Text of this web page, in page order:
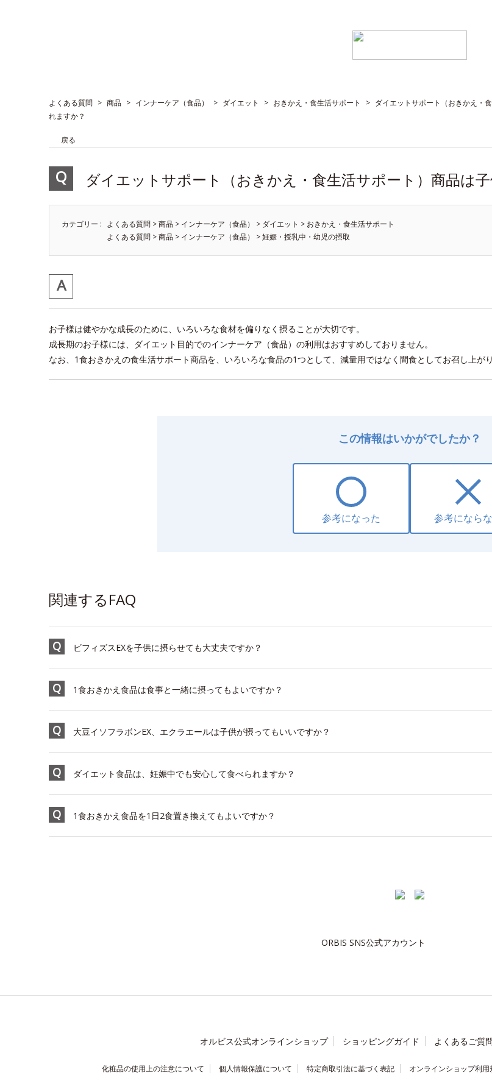
よくある質問 > 商品 > インナーケア（食品） > ダイエット > おきかえ・食生活サポート > ダイエットサポート（おきかえ・
れますか？
戻る
ダイエットサポート（おきかえ・食生活サポート）商品は
カテゴリー : よくある質問 >商品 > インナーケア（食品） > ダイエット > おきかえ・食生活サポート
よくある質問 >商品 > インナーケア（食品） >妊娠・授乳中・幼児の摂取
お子様は健やかな成長のために、いろいろな食材を偏りなく摂ることが大切です。
成長期のお子様には、ダイエット目的でのインナーケア（食品）の利用はおすすめしておりません。
なお、1食おきかえの食生活サポート商品を、いろいろな食品の1つとして、減量用ではなく間食としてお召し上が
この情報はいかがでしたか？
参考になった 参考になら
関連するFAQ
ビフィズスEXを子供に摂らせても大丈夫ですか？
1食おきかえ食品は食事と一緒に摂ってもよいですか？
大豆イソフラボンEX、エクラエールは子供が摂ってもいいですか？
ダイエット食品は、妊娠中でも安心して食べられますか？
1食おきかえ食品を1日2食置き換えてもよいですか？
ORBIS SNS公式アカウント
オルビス公式オンラインショップ ショッピングガイド よくあるご質
化粧品の使用上の注意について 個人情報保護について 特定商取引法に基づく表記 オンラインショップ利用